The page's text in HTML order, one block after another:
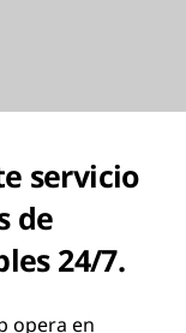
servicio
de
24/7.
opera en